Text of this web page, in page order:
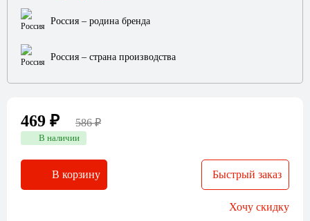
Россия – родина бренда
Россия – страна производства
469 ₽ 586 ₽
В наличии
В корзину Быстрый заказ
Хочу скидку